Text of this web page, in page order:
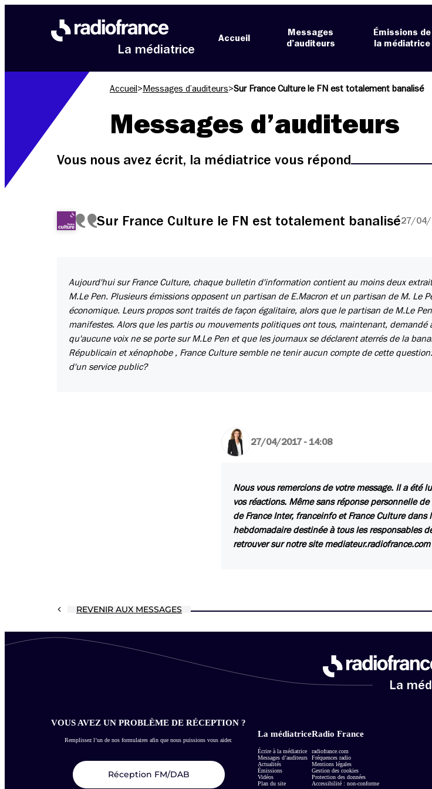
La médiatrice
Accueil
Messages
d’auditeurs
Émissions de
la médiatrice
Accueil > Messages d’auditeurs>Sur France Culture le FN est totalement banalisé
Messages d’auditeurs
Vous nous avez écrit, la médiatrice vous répond
Sur France Culture le FN est totalement banalisé27/04/
Aujourd'hui sur France Culture, chaque bulletin d'information contient au moins deux
M.Le Pen. Plusieurs émissions opposent un partisan de E.Macron et un partisan de M. Le
économique. Leurs propos sont traités de façon égalitaire, alors que le partisan de M.Le
manifestes. Alors que les partis ou mouvements politiques ont tous, maintenant, demandé
qu'aucune voix ne se porte sur M.Le Pen et que les journaux se déclarent aterrés de la
Républicain et xénophobe , France Culture semble ne tenir aucun compte de cette
d'un service public?
27/04/2017 - 14:08
Nous vous remercions de votre message. Il a été
vos réactions. Même sans réponse personnelle
de France Inter, franceinfo et France Culture
hebdomadaire destinée à tous les responsables
retrouver sur notre site mediateur.radiofrance.com
REVENIR AUX MESSAGES
La
VOUS AVEZ UN PROBLÈME DE RÉCEPTION ?
Remplissez l’un de nos formulaires afin que nous puissions vous aider.
Réception FM/DAB
La médiatrice
Écrire à la médiatrice
Messages d’auditeurs
Actualités
Émissions
Vidéos
Plan du site
Radio France
radiofrance.com
Fréquences radio
Mentions légales
Gestion des cookies
Protection des données
Accessibilité : non-conforme